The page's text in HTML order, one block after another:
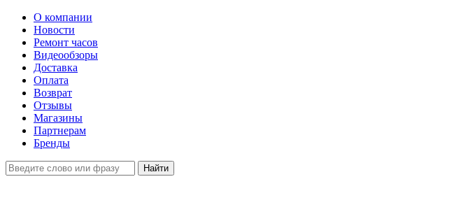
О компании
Новости
Ремонт часов
Видеообзоры
Доставка
Оплата
Возврат
Отзывы
Магазины
Партнерам
Бренды